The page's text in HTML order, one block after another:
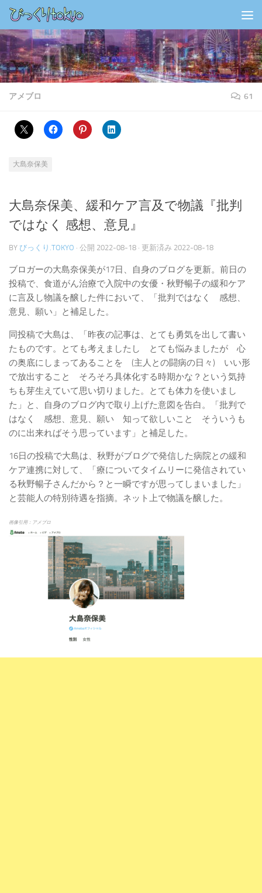
コンテンツの下
アメブロ 61
大島奈保美
大島奈保美、緩和ケア言及で物議『批判
ではなく 感想、意見』
BY びっくり.TOKYO · 公開 2022-08-18 · 更新済み 2022-08-18
ブロガーの大島奈保美が17日、自身のブログを更新。前日の
投稿で、食道がん治療で入院中の女優・秋野暢子の緩和ケア
に言及し物議を醸した件において、「批判ではなく 感想、
意見、願い」と補足した。
同投稿で大島は、「昨夜の記事は、とても勇気を出して書い
たものです。とても考えましたし とても悩みましたが 心
の奥底にしまってあることを (主人との闘病の日々) いい形
で放出すること そろそろ具体化する時期かな？という気持
ちも芽生えていて思い切りました。とても体力を使いまし
た」と、自身のブログ内で取り上げた意図を告白。「批判で
はなく 感想、意見、願い 知って欲しいこと そういうも
のに出来ればそう思っています」と補足した。
16日の投稿で大島は、秋野がブログで発信した病院との緩和
ケア連携に対して、「療についてタイムリーに発信されてい
る秋野暢子さんだから？と一瞬ですが思ってしまいました」
と芸能人の特別待遇を指摘。ネット上で物議を醸した。
画像引用：アメブロ